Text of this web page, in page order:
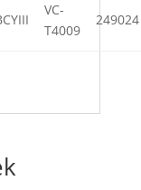
VC-
T4009
249024